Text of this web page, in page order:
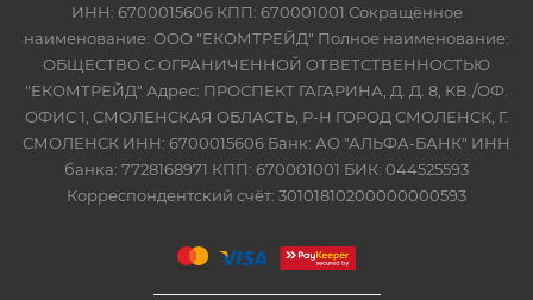
ИНН: 6700015606 КПП: 670001001 Сокращённое
наименование: ООО "ЕКОМТРЕЙД" Полное наименование:
ОБЩЕСТВО С ОГРАНИЧЕННОЙ ОТВЕТСТВЕННОСТЬЮ
"ЕКОМТРЕЙД" Адрес: ПРОСПЕКТ ГАГАРИНА, Д. Д. 8, КВ./ОФ.
ОФИС 1, СМОЛЕНСКАЯ ОБЛАСТЬ, Р-Н ГОРОД СМОЛЕНСК, Г.
СМОЛЕНСК ИНН: 6700015606 Банк: АО "АЛЬФА-БАНК" ИНН
банка: 7728168971 КПП: 670001001 БИК: 044525593
Корреспондентский счёт: 30101810200000000593